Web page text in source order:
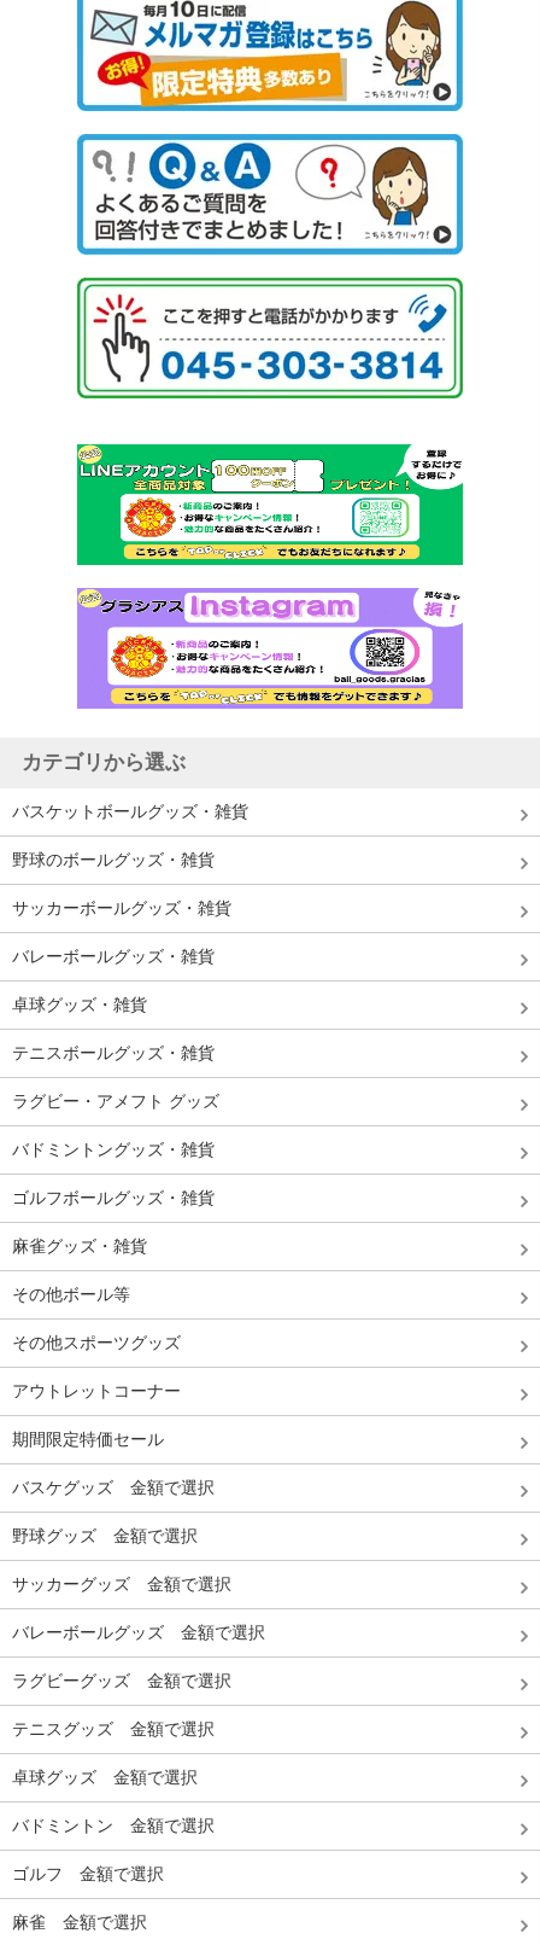
カテゴリから選ぶ
バスケットボールグッズ・雑貨
野球のボールグッズ・雑貨
サッカーボールグッズ・雑貨
バレーボールグッズ・雑貨
卓球グッズ・雑貨
テニスボールグッズ・雑貨
ラグビー・アメフト グッズ
バドミントングッズ・雑貨
ゴルフボールグッズ・雑貨
麻雀グッズ・雑貨
その他ボール等
その他スポーツグッズ
アウトレットコーナー
期間限定特価セール
バスケグッズ 金額で選択
野球グッズ 金額で選択
サッカーグッズ 金額で選択
バレーボールグッズ 金額で選択
ラグビーグッズ 金額で選択
テニスグッズ 金額で選択
卓球グッズ 金額で選択
バドミントン 金額で選択
ゴルフ 金額で選択
麻雀 金額で選択